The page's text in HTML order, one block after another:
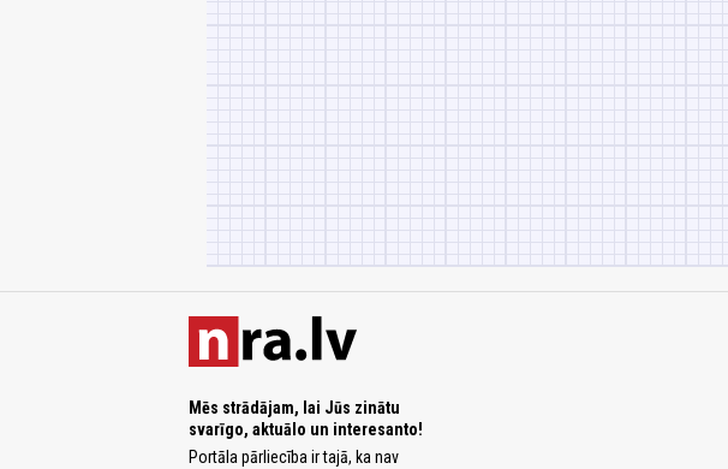
Mēs strādājam, lai Jūs zinātu
svarīgo, aktuālo un interesanto!
Portāla pārliecība ir tajā, ka nav